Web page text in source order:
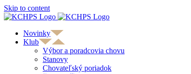
Skip to content
Novinky
Klub
Výbor a poradcovia chovu
Stanovy
Chovateľský poriadok